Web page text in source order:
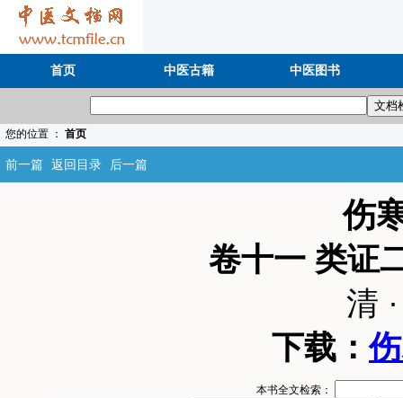
首页 中医古籍 中医图书
您的位置 ： 首页
前一篇 返回目录 后一篇
伤
卷十一 类证
清
下载：
本书全文检索：